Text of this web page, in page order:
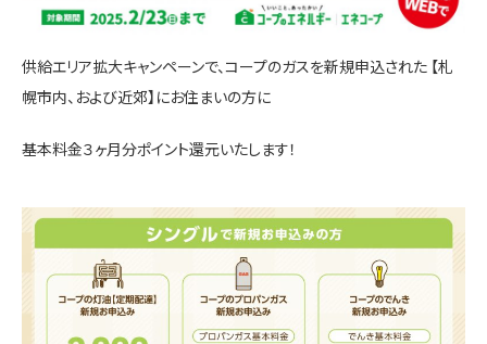
供給エリア拡大キャンペーンで、コープのガスを新規申込された 【札
幌市内、および近郊】にお住まいの方に
基本料金３ヶ月分ポイント還元いたします！